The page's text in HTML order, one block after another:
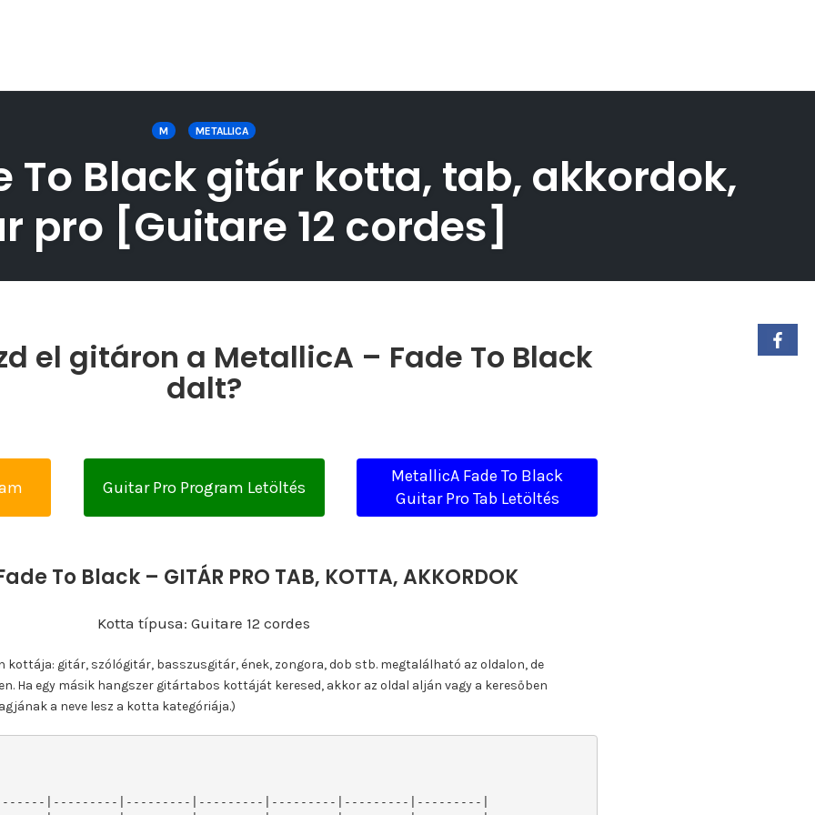
M METALLICA
To Black gitár kotta, tab, akkordok,
pro [Guitare 12 cordes]
el gitáron a MetallicA – Fade To Black
dalt?
Guitar Pro Program Letöltés
MetallicA Fade To Black
Guitar Pro Tab Letöltés
To Black – GITÁR PRO TAB, KOTTA, AKKORDOK
Kotta típusa: Guitare 12 cordes
kottája: gitár, szólógitár, basszusgitár, ének, zongora, dob stb. megtalálható az oldalon, de
Ha egy másik hangszer gitártabos kottáját keresed, akkor az oldal alján vagy a keresőben
a neve lesz a kotta kategóriája.)